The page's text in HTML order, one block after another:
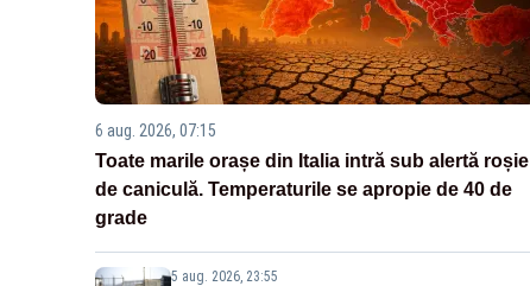
6 aug. 2026, 07:15
Toate marile orașe din Italia intră sub alertă roșie
de caniculă. Temperaturile se apropie de 40 de
grade
5 aug. 2026, 23:55